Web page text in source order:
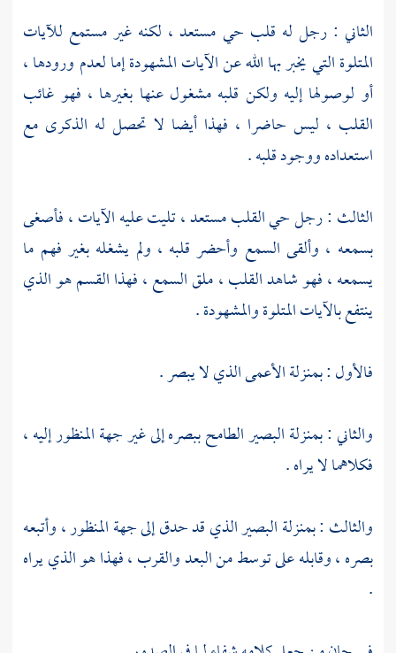
الثاني : رجل له قلب حي مستعد ، لكنه غير مستمع للآيات
المتلوة التي يخبر بها الله عن الآيات المشهودة إما لعدم ورودها ،
أو لوصولها إليه ولكن قلبه مشغول عنها بغيرها ، فهو غائب
القلب ، ليس حاضرا ، فهذا أيضا لا تحصل له الذكرى مع
استعداده ووجود قلبه .
الثالث : رجل حي القلب مستعد ، تليت عليه الآيات ، فأصغى
بسمعه ، وألقى السمع وأحضر قلبه ، ولم يشغله بغير فهم ما
يسمعه ، فهو شاهد القلب ، ملق السمع ، فهذا القسم هو الذي
ينتفع بالآيات المتلوة والمشهودة .
فالأول : بمنزلة الأعمى الذي لا يبصر .
والثاني : بمنزلة البصير الطامح ببصره إلى غير جهة المنظور إليه ،
فكلاهما لا يراه .
والثالث : بمنزلة البصير الذي قد حدق إلى جهة المنظور ، وأتبعه
بصره ، وقابله على توسط من البعد والقرب ، فهذا هو الذي يراه
.